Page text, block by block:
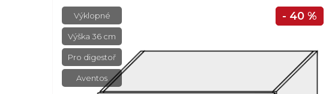
Výklopné
Výška 36 cm
Pro digestoř
Aventos
- 40 %